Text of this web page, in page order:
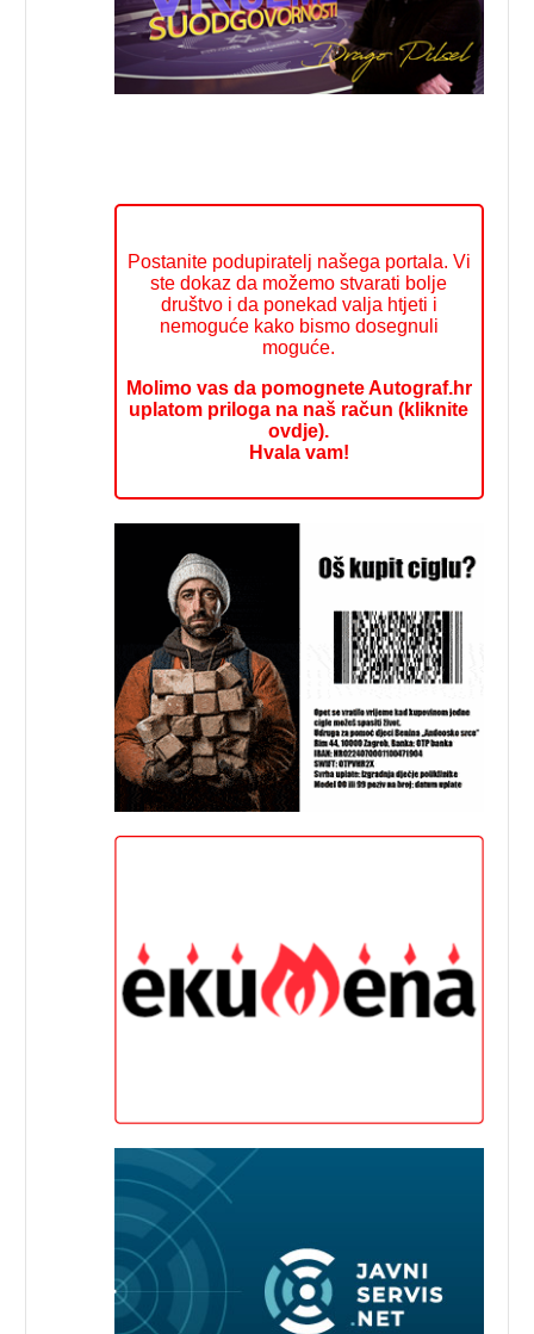
Postanite podupiratelj našega portala. Vi
ste dokaz da možemo stvarati bolje
društvo i da ponekad valja htjeti i
nemoguće kako bismo dosegnuli
moguće.
Molimo vas da pomognete Autograf.hr
uplatom priloga na naš račun (kliknite
ovdje).
Hvala vam!